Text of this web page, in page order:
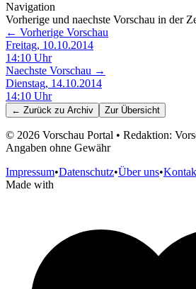
Navigation
Vorherige und naechste Vorschau in der
← Vorherige Vorschau
Freitag, 10.10.2014
14:10 Uhr
Naechste Vorschau →
Dienstag, 14.10.2014
14:10 Uhr
← Zurück zu Archiv Zur Übersicht
© 2026 Vorschau Portal • Redaktion:
Angaben ohne Gewähr
Impressum•Datenschutz•Über uns•
Made with